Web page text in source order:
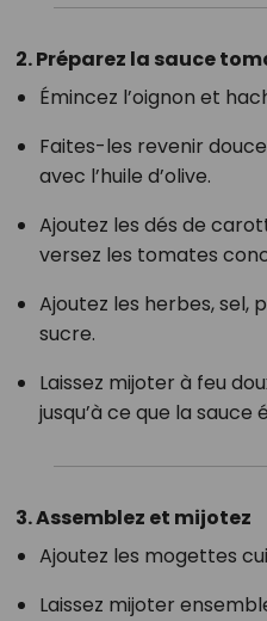
2.Préparez la sauce
Émincez l’oignon et
Faites-les revenir
avec l’huile d’olive.
Ajoutez les dés de
versez les tomates
Ajoutez les herbes, sel,
sucre.
Laissez mijoter à feu
jusqu’à ce que la sauce
3.Assemblez et mijotez
Ajoutez les mogettes
Laissez mijoter